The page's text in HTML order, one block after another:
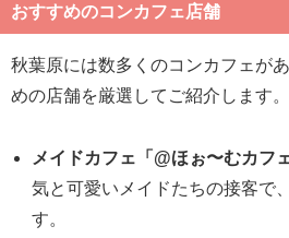
おすすめのコンカフェ店舗
秋葉原には数多くのコンカフェが
めの店舗を厳選してご紹介します。
メイドカフェ「@ほぉ〜むカフ
気と可愛いメイドたちの接客で
す。